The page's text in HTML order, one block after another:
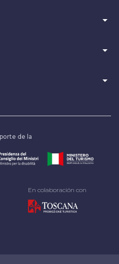
arrow_drop_down
arrow_drop_down
arrow_drop_down
de la
En colaboración con